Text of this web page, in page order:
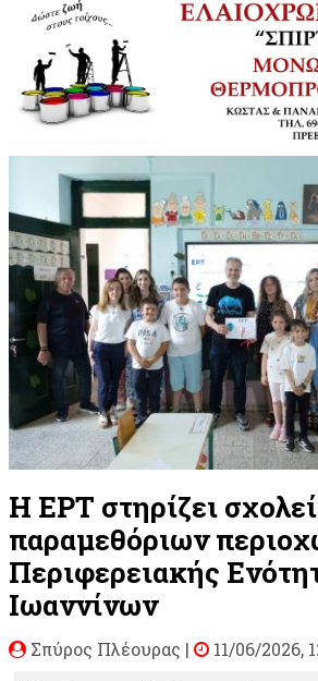
Η ΕΡΤ στηρίζει
παραμεθόριων
Περιφερειακής
Ιωαννίνων
Σπύρος Πλέουρας | 11/06/2026,